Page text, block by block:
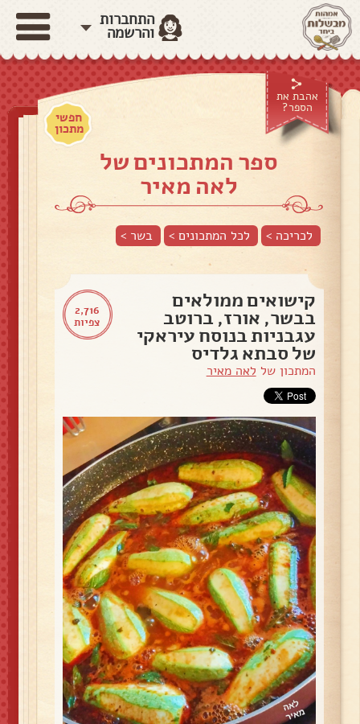
התחברות
והרשמה
אהבת את
הספר?
חפשי
מתכון
ספר המתכונים של
לאה מאיר
לכריכה > לכל המתכונים > בשר >
2,716
צפיות
קישואים ממולאים
בבשר, אורז, ברוטב
עגבניות בנוסח עיראקי
של סבתא גלדיס
המתכון של לאה מאיר